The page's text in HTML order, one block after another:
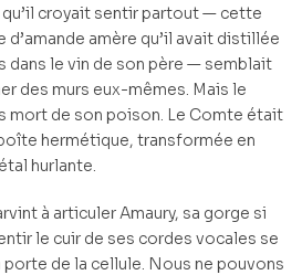
qu’il croyait sentir partout — cette
d’amande amère qu’il avait distillée
dans le vin de son père — semblait
des murs eux-mêmes. Mais le
mort de son poison. Le Comte était
hermétique, transformée en
hurlante.
à articuler Amaury, sa gorge si
le cuir de ses cordes vocales se
porte de la cellule. Nous ne pouvons